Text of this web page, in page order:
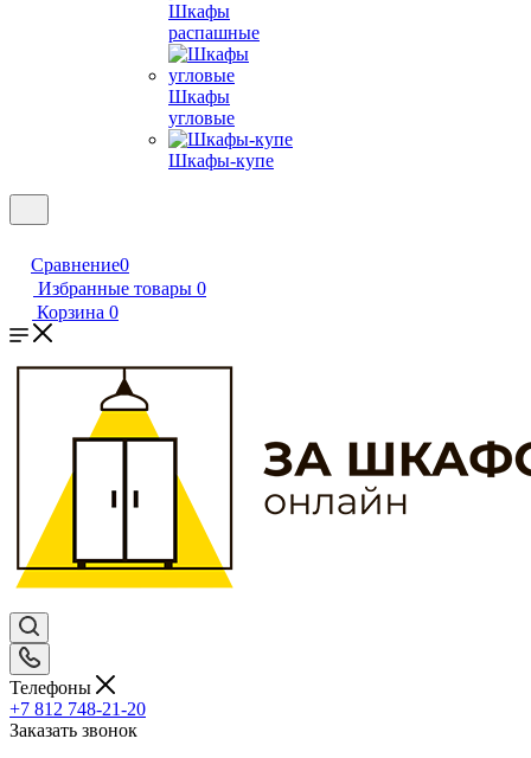
Шкафы
распашные
Шкафы
угловые
Шкафы-купе
Сравнение0
Избранные товары 0
Корзина 0
Телефоны
+7 812 748-21-20
Заказать звонок